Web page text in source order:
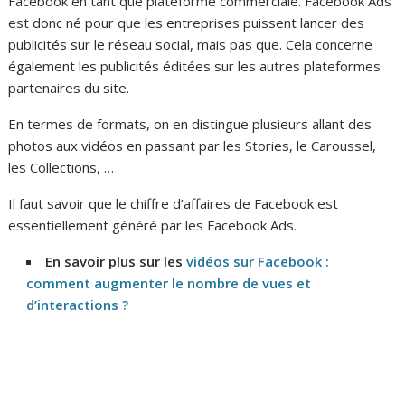
est donc né pour que les entreprises puissent lancer des
publicités sur le réseau social, mais pas que. Cela concerne
également les publicités éditées sur les autres plateformes
partenaires du site.
En termes de formats, on en distingue plusieurs allant des
photos aux vidéos en passant par les Stories, le Caroussel,
les Collections, …
Il faut savoir que le chiffre d’affaires de Facebook est
essentiellement généré par les Facebook Ads.
En savoir plus sur lesvidéos sur Facebook :
comment augmenter le nombre de vues et
d’interactions ?